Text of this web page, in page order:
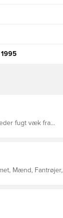
fugt væk fra
Mænd, Fantrøjer,